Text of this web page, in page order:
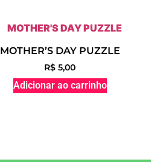
MOTHER’S DAY PUZZLE
R$ 5,00
Adicionar ao carrinho